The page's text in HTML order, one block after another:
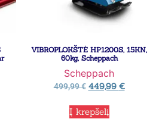
VIBROPLOKŠTĖ HP1200S, 15KN,
60kg, Scheppach
Scheppach
499,99€ 449,99 €
Į krepšelį